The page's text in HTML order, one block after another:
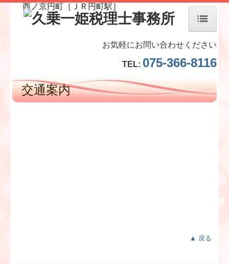
経営理念
お気軽にお問い合わせください
TEL: 075-366-8116
交通案内
▲ 戻る
西ノ京円町［ＪＲ円町駅］